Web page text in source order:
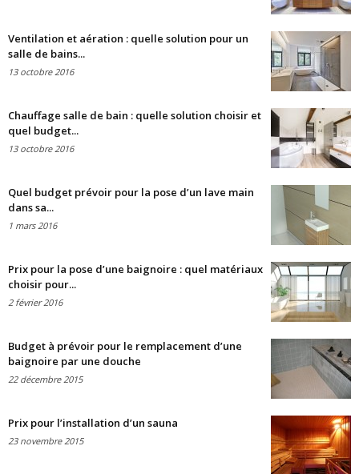
Ventilation et aération : quelle solution pour un
salle de bains...
13 octobre 2016
Chauffage salle de bain : quelle solution choisir et
quel budget...
13 octobre 2016
Quel budget prévoir pour la pose d’un lave main
dans sa...
1 mars 2016
Prix pour la pose d’une baignoire : quel matériaux
choisir pour...
2 février 2016
Budget à prévoir pour le remplacement d’une
baignoire par une douche
22 décembre 2015
Prix pour l’installation d’un sauna
23 novembre 2015